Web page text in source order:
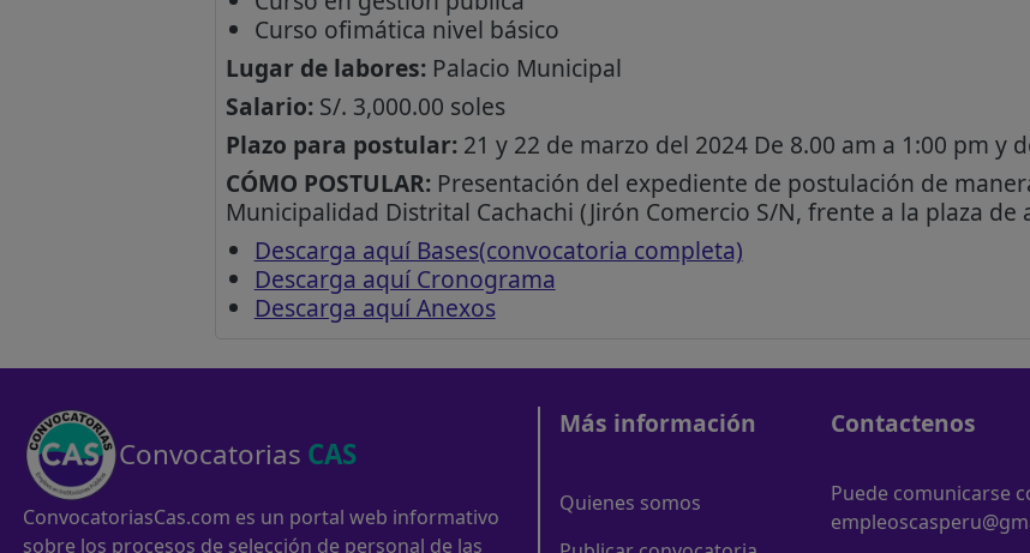
Curso ofimática nivel básico
Lugar de labores:Palacio Municipal
Salario:S/. 3,000.00 soles
Plazo para postular:21 y 22 de marzo del 2024 De 8.00 am a 1:00 pm y
CÓMO POSTULAR:Presentación del expediente de postulación de
Municipalidad Distrital Cachachi (Jirón Comercio S/N, frente a la plaza de
Descarga aquí Bases(convocatoria completa)
Descarga aquí Cronograma
Descarga aquí Anexos
Convocatorias CAS
ConvocatoriasCas.com es un portal web informativo
sobre los procesos de selección de personal de las
Más información
Quienes somos
Contactenos
Puede comunicarse